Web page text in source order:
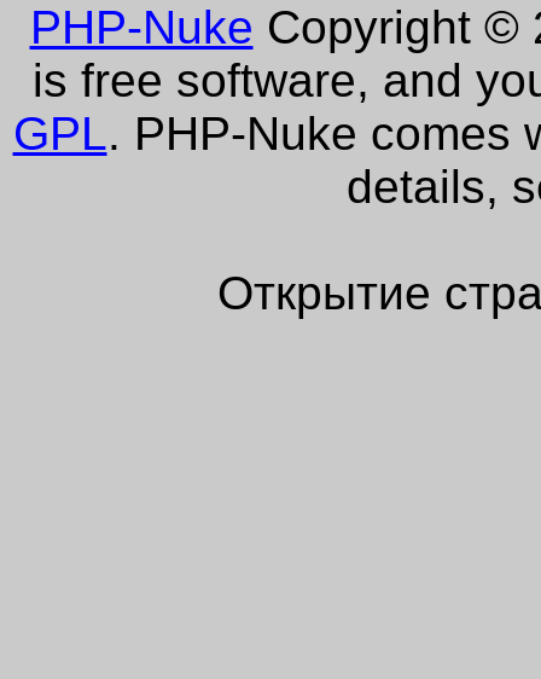
PHP-Nuke Copyright ©
is free software, and
GPL. PHP-Nuke comes
details,
Открытие